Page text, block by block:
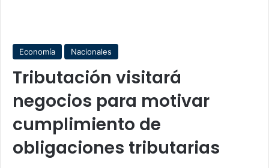
Economía Nacionales
Tributación visitará
negocios para motivar
cumplimiento de
obligaciones tributarias